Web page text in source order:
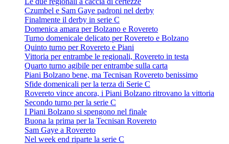
Czumbel e Sam Gaye padroni nel derby
Finalmente il derby in serie C
Domenica amara per Bolzano e Rovereto
Turno domenicale delicato per Rovereto e Bolzano
Quinto turno per Rovereto e Piani
Vittoria per entrambe le regionali, Rovereto in testa
Quarto turno agibile per entrambe sulla carta
Piani Bolzano bene, ma Tecnisan Rovereto benissimo
Sfide domenicali per la terza di Serie C
Rovereto vince ancora, i Piani Bolzano ritrovano la vittoria
Secondo turno per la serie C
I Piani Bolzano si spengono nel finale
Buona la prima per la Tecnisan Rovereto
Sam Gaye a Rovereto
Nel week end riparte la serie C